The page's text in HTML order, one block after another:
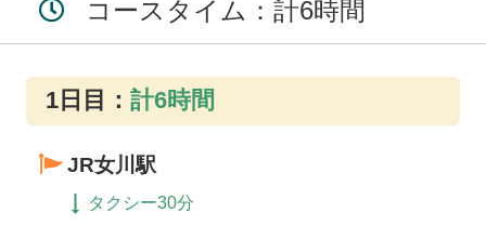
コースタイム：計6時間
1日目： 計6時間
JR女川駅
タクシー30分